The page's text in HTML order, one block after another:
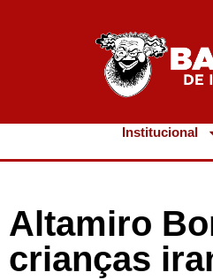
Institucional
Altamiro
crianças